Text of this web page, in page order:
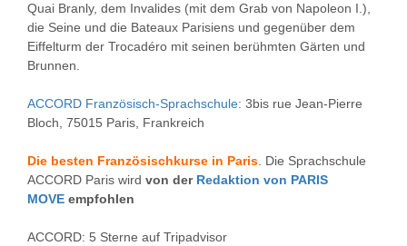
Quai Branly, dem Invalides (mit dem Grab von Napoleon I.),
die Seine und die Bateaux Parisiens und gegenüber dem
Eiffelturm der Trocadéro mit seinen berühmten Gärten und
Brunnen.
ACCORD Französisch-Sprachschule: 3bis rue Jean-Pierre
Bloch, 75015 Paris, Frankreich
Die besten Französischkurse in Paris. Die Sprachschule
ACCORD Paris wird von der Redaktion von PARIS
MOVE empfohlen
ACCORD: 5 Sterne auf Tripadvisor